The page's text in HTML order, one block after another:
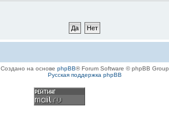
Создано на основе phpBB® Forum Software © phpBB Group
Русская поддержка phpBB